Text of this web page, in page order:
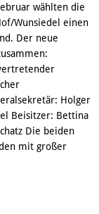
wählten die
Wunsiedel einen
Der neue
Holger
Beisitzer: Bettina
Die beiden
mit großer